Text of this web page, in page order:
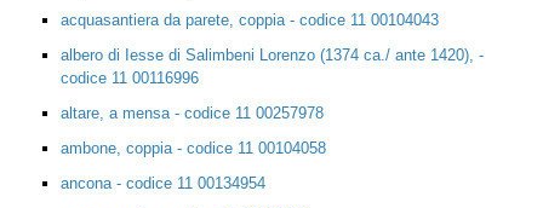
acquasantiera da parete, coppia - codice 11 00104043
albero di Iesse di Salimbeni Lorenzo (1374 ca./ ante 1420), -
codice 11 00116996
altare, a mensa - codice 11 00257978
ambone, coppia - codice 11 00104058
ancona - codice 11 00134954